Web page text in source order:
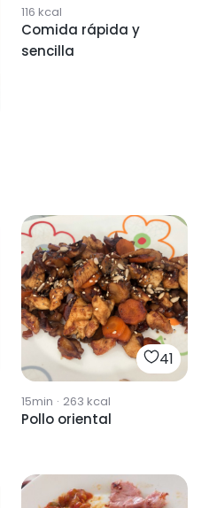
116 kcal
Comida rápida y
sencilla
41
15min · 263 kcal
Pollo oriental